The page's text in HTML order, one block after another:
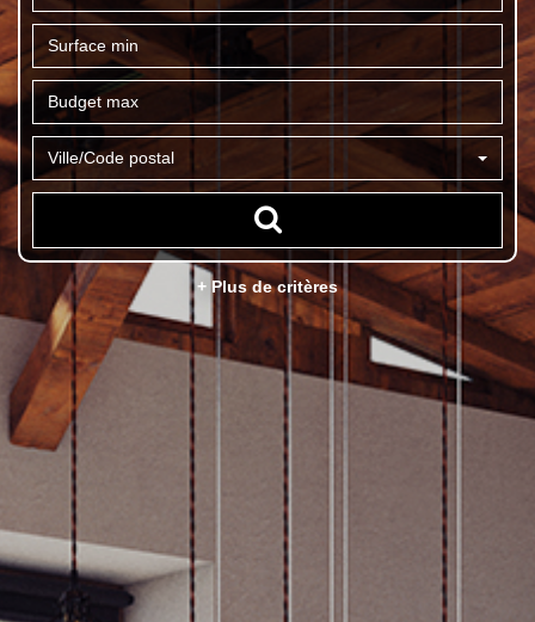
Ville/Code postal
+ Plus de critères